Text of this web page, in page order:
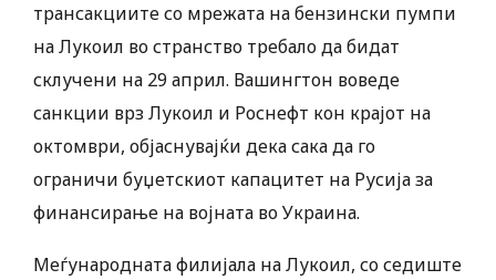
трансакциите со мрежата на бензински пумпи
на Лукоил во странство требало да бидат
склучени на 29 април. Вашингтон воведе
санкции врз Лукоил и Роснефт кон крајот на
октомври, објаснувајќи дека сака да го
ограничи буџетскиот капацитет на Русија за
финансирање на војната во Украина.
Меѓународната филијала на Лукоил, со седиште